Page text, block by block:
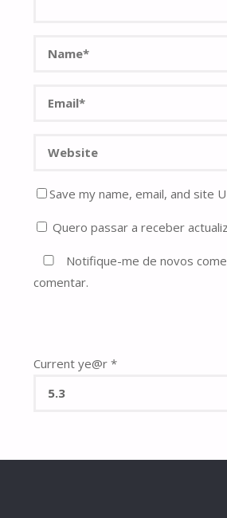
Save my name, email, and site
Quero passar a receber
Notifique-me de novos
comentar.
Current ye@r *